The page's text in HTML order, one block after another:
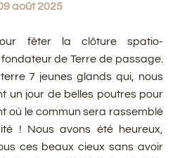
août 2025
fêter la clôture spatio-
de Terre de passage.
7 jeunes glands qui, nous
un jour de belles poutres pour
où le commun sera rassemblé
! Nous avons été
heureux,
ces beaux cieux sans avoir